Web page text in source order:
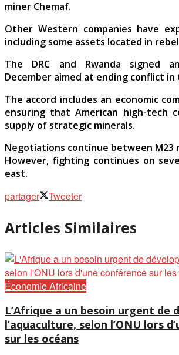
miner Chemaf.
Other Western companies have
including some assets located in
The DRC and Rwanda signed
December aimed at ending conflict in
The accord includes an economic
ensuring that American high-tech
supply of strategic minerals.
Negotiations continue between M23
However, fighting continues on
east.
partager Tweeter
Articles Similaires
Économie Africaine
L’Afrique a un besoin urgent de
l’aquaculture, selon l’ONU lors
sur les océans